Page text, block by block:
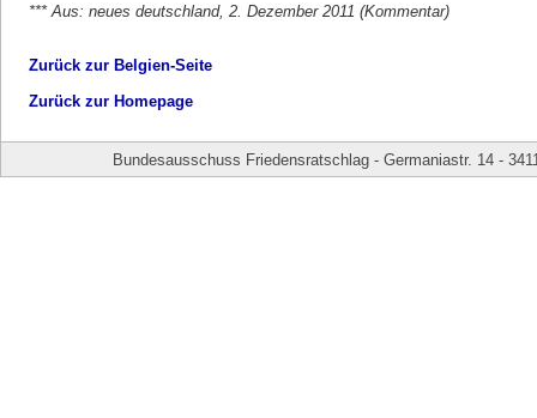
*** Aus: neues deutschland, 2. Dezember 2011 (Kommentar)
Zurück zur Belgien-Seite
Zurück zur Homepage
Bundesausschuss Friedensratschlag - Germaniastr. 14 -